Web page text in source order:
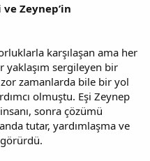
Zeynep’in
karşılaşan ama her
yaklaşım sergileyen bir
zor zamanlarda bile bir yol
olmuştu. Eşi Zeynep
sonra çözümü
tutar, yardımlaşma ve